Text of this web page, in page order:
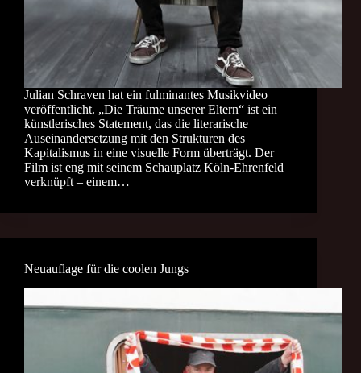
Julian Schraven hat ein fulminantes Musikvideo
veröffentlicht. „Die Träume unserer Eltern“ ist ein
künstlerisches Statement, das die literarische
Auseinandersetzung mit den Strukturen des
Kapitalismus in eine visuelle Form überträgt. Der
Film ist eng mit seinem Schauplatz Köln-Ehrenfeld
verknüpft – einem…
Neuauflage für die coolen Jungs